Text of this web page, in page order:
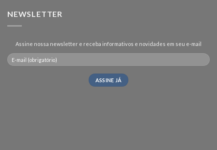
NEWSLETTER
Assine nossa newsletter e receba informativos e novidades em seu e-mail